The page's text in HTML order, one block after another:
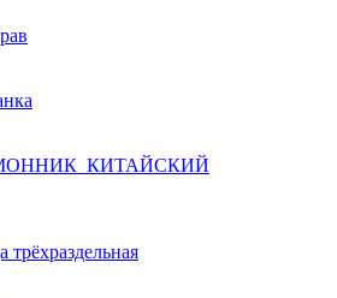
КИТАЙСКИЙ
трёхраздельная